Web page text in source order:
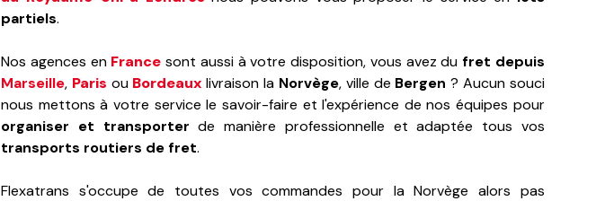
partiels.
Nos agences en France sont aussi à votre disposition, vous avez dufret depuis
Marseille, Paris ou Bordeaux livraison la Norvège, ville de Bergen ? Aucun souci
nous mettons à votre service le savoir-faire et l'expérience de nos équipes pour
organiser et transporter de manière professionnelle et adaptée tous vos
transports routiers de fret.
Flexatrans s'occupe de toutes vos commandes pour la Norvège alors pas